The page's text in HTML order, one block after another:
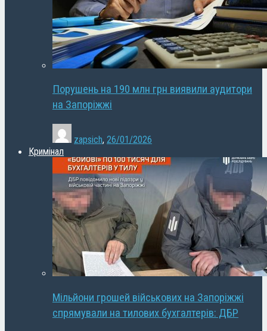
Порушень на 190 млн грн виявили аудитори
на Запоріжжі
zapsich, 26/01/2026
Кримінал
Мільйони грошей військових на Запоріжжі
спрямували на тилових бухгалтерів: ДБР